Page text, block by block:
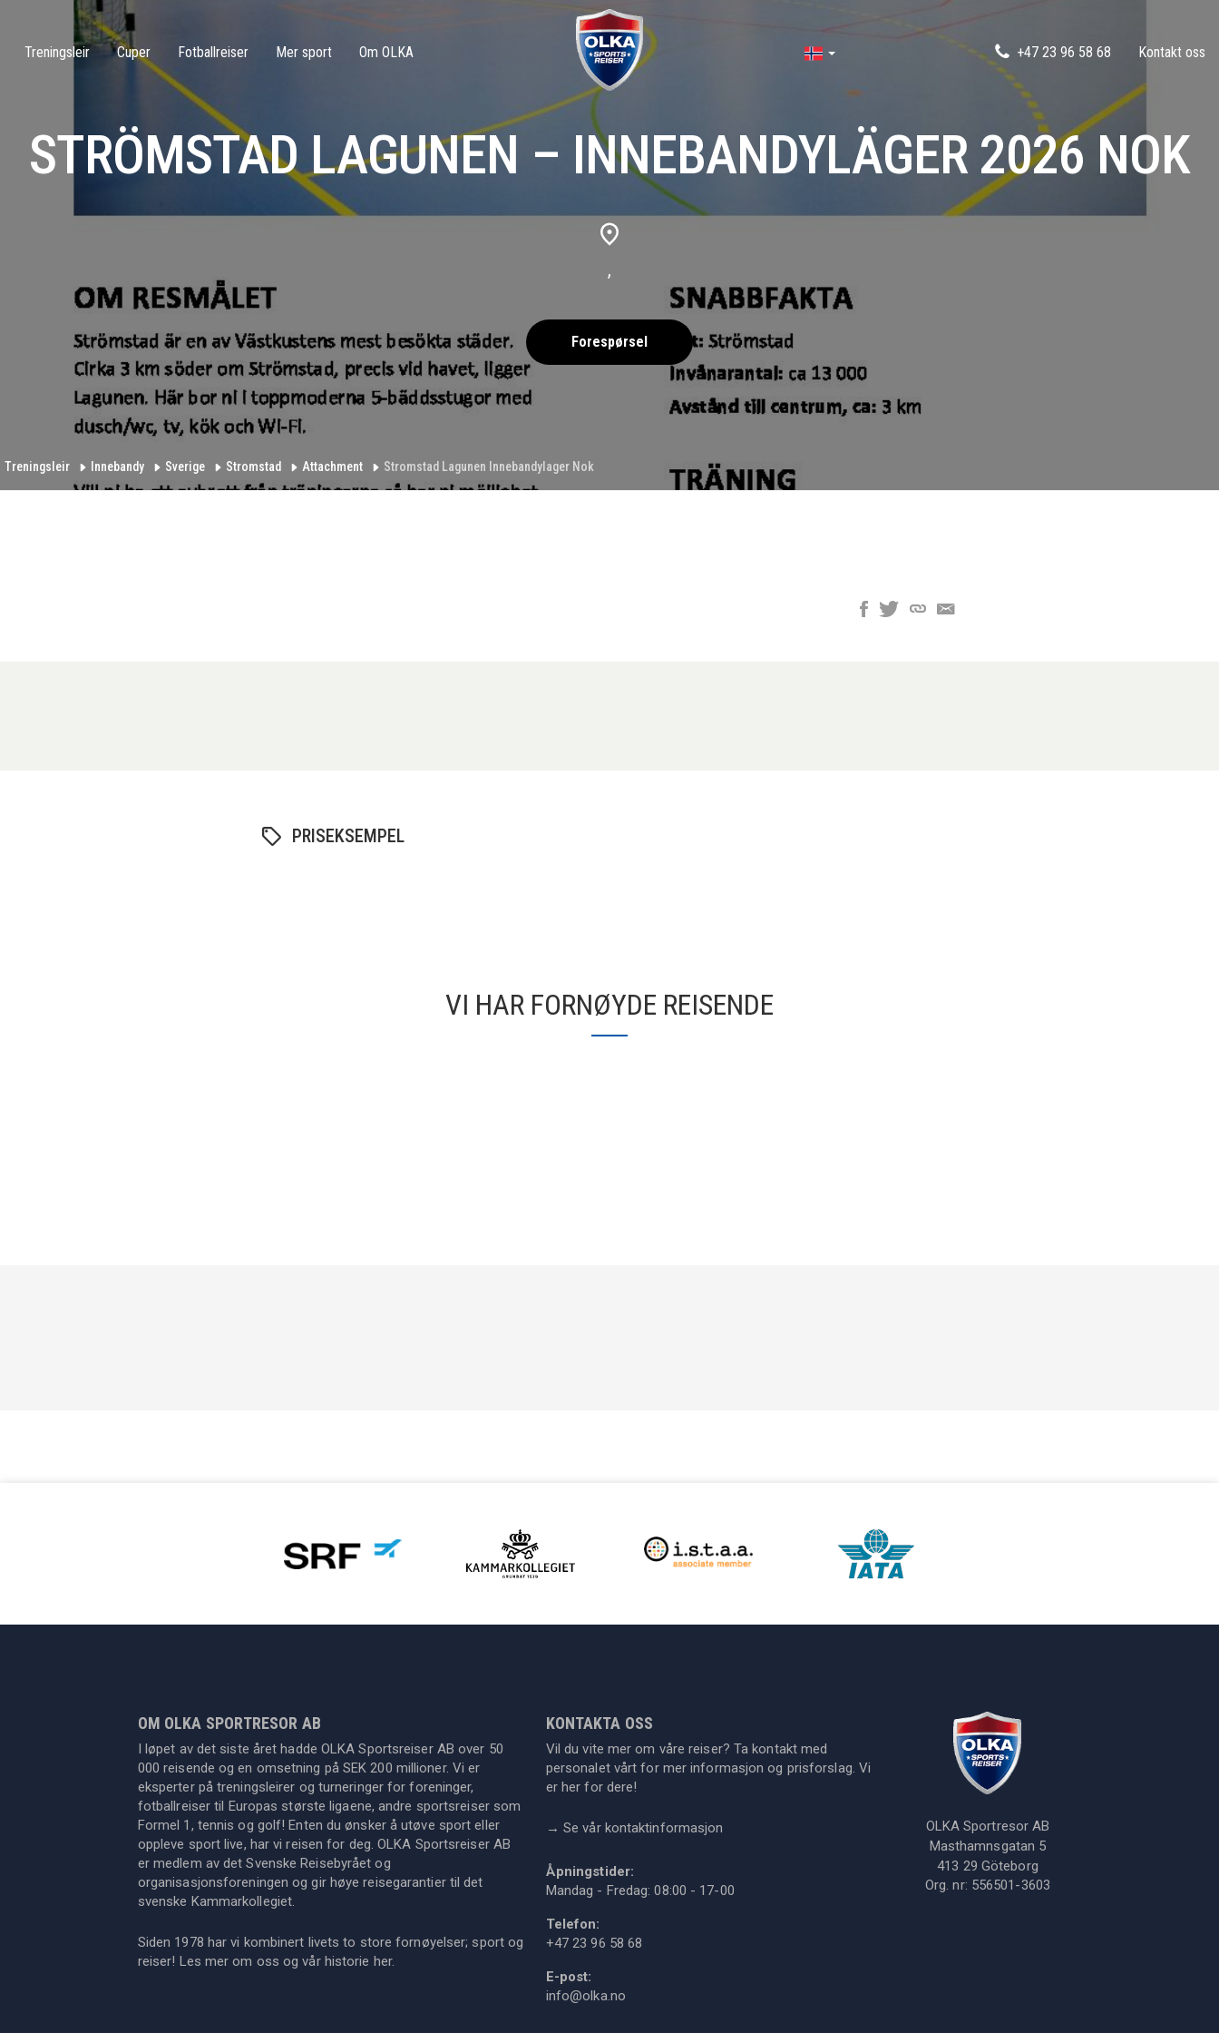
Treningsleir Cuper Fotballreiser Mer sport Om OLKA +47 23 96 58 68 Kontakt oss
STRÖMSTAD LAGUNEN – INNEBANDYLÄGER 2026 NOK
,
Forespørsel
Treningsleir Innebandy Sverige Stromstad Attachment Stromstad Lagunen Innebandylager Nok
PRISEKSEMPEL
VI HAR FORNØYDE REISENDE
OM OLKA SPORTRESOR AB
I løpet av det siste året hadde OLKA Sportsreiser AB over 50
000 reisende og en omsetning på SEK 200 millioner. Vi er
eksperter på treningsleirer og turneringer for foreninger,
fotballreiser til Europas største ligaene, andre sportsreiser som
Formel 1, tennis og golf! Enten du ønsker å utøve sport eller
oppleve sport live, har vi reisen for deg. OLKA Sportsreiser AB
er medlem av det Svenske Reisebyrået og
organisasjonsforeningen og gir høye reisegarantier til det
svenske Kammarkollegiet.
Siden 1978 har vi kombinert livets to store fornøyelser; sport og
reiser! Les mer om oss og vår historie her.
KONTAKTA OSS
Vil du vite mer om våre reiser? Ta kontakt med
personalet vårt for mer informasjon og prisforslag. Vi
er her for dere!
→ Se vår kontaktinformasjon
Åpningstider:
Mandag - Fredag: 08:00 - 17-00
Telefon:
+47 23 96 58 68
E-post:
info@olka.no
OLKA Sportresor AB
Masthamnsgatan 5
413 29 Göteborg
Org. nr: 556501-3603